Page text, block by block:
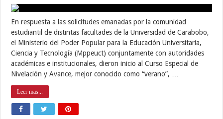
En respuesta a las solicitudes emanadas por la comunidad
estudiantil de distintas facultades de la Universidad de Carabobo,
el Ministerio del Poder Popular para la Educación Universitaria,
Ciencia y Tecnología (Mppeuct) conjuntamente con autoridades
académicas e institucionales, dieron inicio al Curso Especial de
Nivelación y Avance, mejor conocido como “verano”, …
Leer mas...